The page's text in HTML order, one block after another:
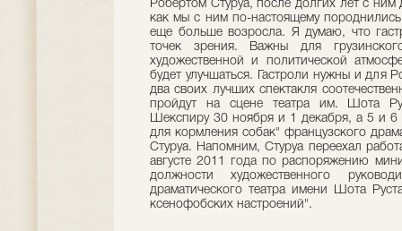
Робертом Стуруа, после долгих лет с
как мы с ним по-настоящему
еще больше возросла. Я думаю, что
точек зрения. Важны для
художественной и политической
будет улучшаться. Гастроли нужны и для
два своих лучших спектакля
пройдут на сцене театра им. Шота
Шекспиру 30 ноября и 1 декабря, а 5 и 6
для кормления собак" французского
Стуруа. Напомним, Стуруа переехал
августе 2011 года по распоряжению
должности художественного
драматического театра имени Шота
ксенофобских настроений".